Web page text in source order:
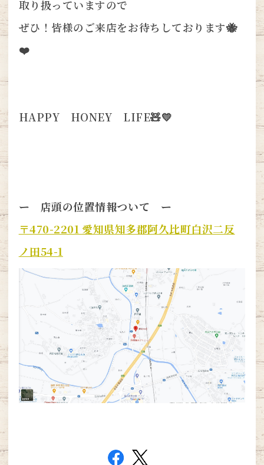
取り扱っていますので
ぜひ！皆様のご来店をお待ちしております🐝
❤️
HAPPY HONEY LIFE🧸💛
ー 店頭の位置情報ついて ー
〒470-2201 愛知県知多郡阿久比町白沢二反
ノ田54-1